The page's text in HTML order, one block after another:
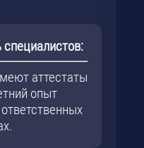
аттестаты
опыт